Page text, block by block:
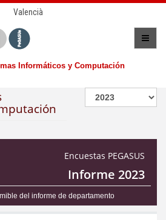
Valencià
Informáticos y Computación
Encuestas PEGASUS
Informe 2023
del informe de departamento